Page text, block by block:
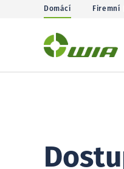
Domácí Firemní